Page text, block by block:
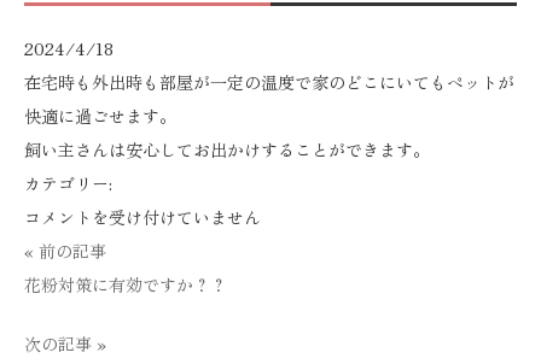
2024/4/18
在宅時も外出時も部屋が一定の温度で家のどこにいてもペットが
快適に過ごせます。
飼い主さんは安心してお出かけすることができます。
カテゴリー:
ペ
ッ
ト
優
コメントを受け付けていません
« 前の記事
花粉対策に有効ですか？？
次の記事 »